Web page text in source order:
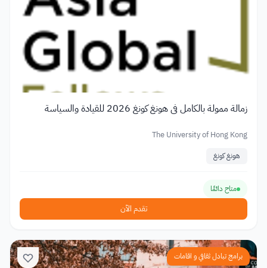
زمالة ممولة بالكامل في هونغ كونغ 2026 للقيادة والسياسة
The University of Hong Kong
هونغ كونغ
متاح دائمًا
تقدم الآن
برامج تبادل ثقافي و اقامات